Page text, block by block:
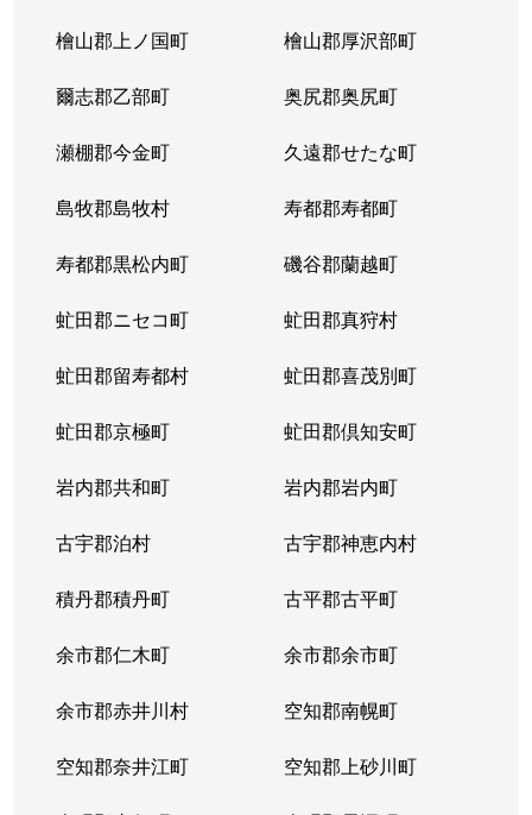
檜山郡上ノ国町 檜山郡厚沢部町
爾志郡乙部町 奥尻郡奥尻町
瀬棚郡今金町 久遠郡せたな町
島牧郡島牧村 寿都郡寿都町
寿都郡黒松内町 磯谷郡蘭越町
虻田郡ニセコ町 虻田郡真狩村
虻田郡留寿都村 虻田郡喜茂別町
虻田郡京極町 虻田郡倶知安町
岩内郡共和町 岩内郡岩内町
古宇郡泊村 古宇郡神恵内村
積丹郡積丹町 古平郡古平町
余市郡仁木町 余市郡余市町
余市郡赤井川村 空知郡南幌町
空知郡奈井江町 空知郡上砂川町